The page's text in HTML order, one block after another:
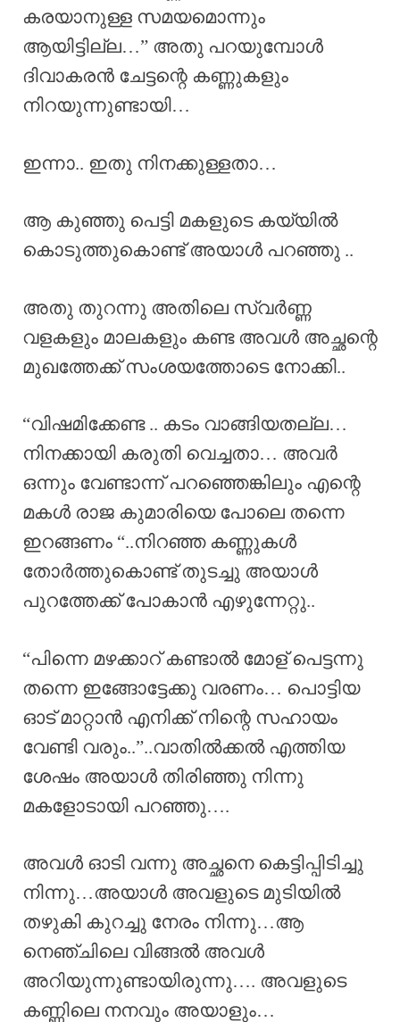
കരയാനുള്ള സമയമൊന്നും
ആയിട്ടില്ല…” അതു പറയുമ്പോൾ
ദിവാകരൻ ചേട്ടന്റെ കണ്ണുകളും
നിറയുന്നുണ്ടായി…
ഇന്നാ.. ഇതു നിനക്കുള്ളതാ…
ആ കുഞ്ഞു പെട്ടി മകളുടെ കയ്യിൽ
കൊടുത്തുകൊണ്ട് അയാൾ പറഞ്ഞു ..
അതു തുറന്നു അതിലെ സ്വർണ്ണ
വളകളും മാലകളും കണ്ട അവൾ അച്ഛന്റെ
മുഖത്തേക്ക് സംശയത്തോടെ നോക്കി..
“വിഷമിക്കേണ്ട .. കടം വാങ്ങിയതല്ല…
നിനക്കായി കരുതി വെച്ചതാ… അവർ
ഒന്നും വേണ്ടാന്ന് പറഞ്ഞെങ്കിലും എന്റെ
മകൾ രാജ കുമാരിയെ പോലെ തന്നെ
ഇറങ്ങണം “..നിറഞ്ഞ കണ്ണുകൾ
തോർത്തുകൊണ്ട് തുടച്ചു അയാൾ
പുറത്തേക്ക് പോകാൻ എഴുന്നേറ്റു..
“പിന്നെ മഴക്കാറ് കണ്ടാൽ മോള് പെട്ടന്നു
തന്നെ ഇങ്ങോട്ടേക്കു വരണം… പൊട്ടിയ
ഓട് മാറ്റാൻ എനിക്ക് നിന്റെ സഹായം
വേണ്ടി വരും..”..വാതിൽക്കൽ എത്തിയ
ശേഷം അയാൾ തിരിഞ്ഞു നിന്നു
മകളോടായി പറഞ്ഞു….
അവൾ ഓടി വന്നു അച്ഛനെ കെട്ടിപ്പിടിച്ചു
നിന്നു…അയാൾ അവളുടെ മുടിയിൽ
തഴുകി കുറച്ചു നേരം നിന്നു…ആ
നെഞ്ചിലെ വിങ്ങൽ അവൾ
അറിയുന്നുണ്ടായിരുന്നു…. അവളുടെ
കണ്ണിലെ നനവും അയാളും…